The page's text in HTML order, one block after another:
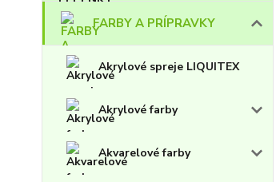
FARBY A PRÍPRAVKY
Akrylové spreje LIQUITEX
Akrylové farby
Akvarelové farby